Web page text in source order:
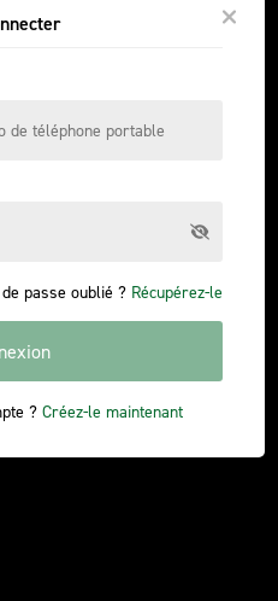
passe oublié ? Récupérez-le
? Créez-le maintenant